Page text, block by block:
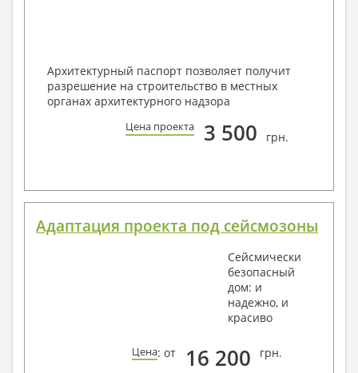
Архитектурный паспорт позволяет получит
разрешение на строительство в местных
органах архитектурного надзора
Цена проекта 3 500 грн.
Адаптация проекта под сейсмозоны
Сейсмически
безопасный
дом: и
надежно, и
красиво
Цена: от 16 200 грн.